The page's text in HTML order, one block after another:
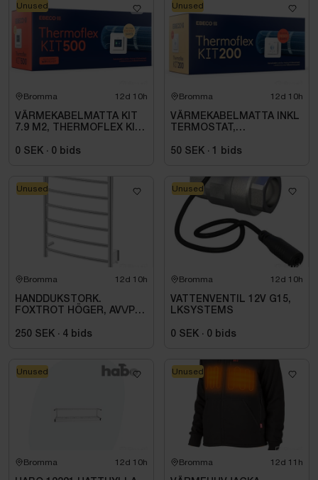
Bromma 12d 10h
VÄRMEKABELMATTA KIT
7.9 M2, THERMOFLEX KIT
0 SEK · 0 bids
Unused
Bromma 12d 10h
VÄRMEKABELMATTA INKL
TERMOSTAT,
50 SEK · 1 bids
Unused
Bromma 12d 10h
HANDDUKSTORK.
FOXTROT HÖGER, AV\/PÅ
250 SEK · 4 bids
Unused
Bromma 12d 10h
VATTENVENTIL 12V G15,
LKSYSTEMS
0 SEK · 0 bids
Unused
Bromma 12d 10h
Unused
Bromma 12d 11h
Unused